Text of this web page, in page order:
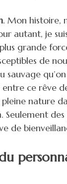
. Mon histoire,
autant, je
grande
de
qu’on
ce rêve
nature
Seulement
de